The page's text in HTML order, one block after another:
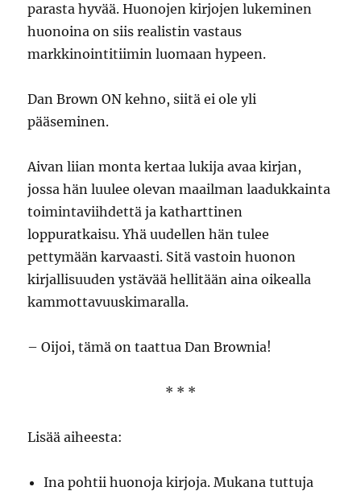
parasta hyvää. Huonojen kirjojen lukeminen
huonoina on siis realistin vastaus
markkinointitiimin luomaan hypeen.
Dan Brown ON kehno, siitä ei ole yli
pääseminen.
Aivan liian monta kertaa lukija avaa kirjan,
jossa hän luulee olevan maailman laadukkainta
toimintaviihdettä ja katharttinen
loppuratkaisu. Yhä uudellen hän tulee
pettymään karvaasti. Sitä vastoin huonon
kirjallisuuden ystävää hellitään aina oikealla
kammottavuuskimaralla.
– Oijoi, tämä on taattua Dan Brownia!
* * *
Lisää aiheesta:
Ina pohtii huonoja kirjoja. Mukana tuttuja